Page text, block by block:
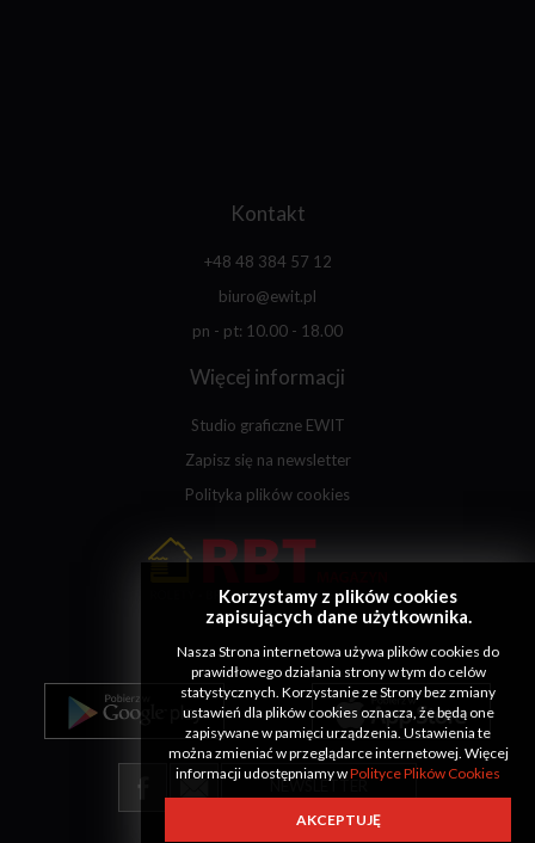
Kontakt
+48 48 384 57 12
biuro@ewit.pl
pn - pt: 10.00 - 18.00
Więcej informacji
Studio graficzne EWIT
Zapisz się na newsletter
Polityka plików cookies
NEWSLETTER
Korzystamy z plików cookies
zapisujących dane użytkownika.
Nasza Strona internetowa używa plików cookies do
prawidłowego działania strony w tym do celów
statystycznych. Korzystanie ze Strony bez zmiany
ustawień dla plików cookies oznacza, że będą one
zapisywane w pamięci urządzenia. Ustawienia te
można zmieniać w przeglądarce internetowej. Więcej
informacji udostępniamy wPolityce Plików Cookies
AKCEPTUJĘ